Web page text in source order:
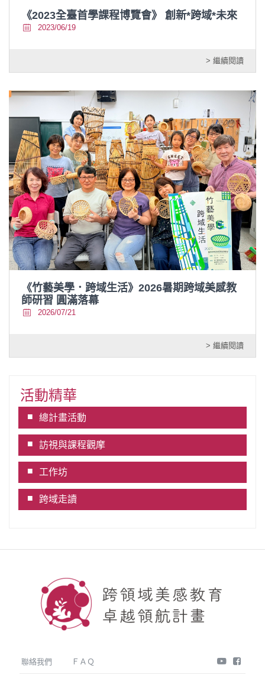
《2023全臺首學課程博覽會》 創新*跨域*未來
2023/06/19
> 繼續閱讀
《竹藝美學．跨域生活》2026暑期跨域美感教
師研習 圓滿落幕
2026/07/21
> 繼續閱讀
活動精華
總計畫活動
訪視與課程觀摩
工作坊
跨域走讀
聯絡我們 ＦＡＱ youtube